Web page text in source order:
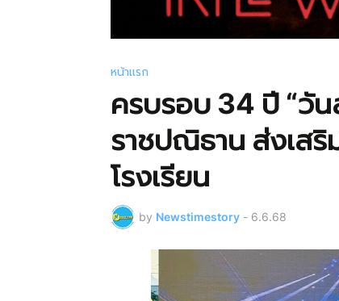
หน้าแรก
ครบรอบ 34 ปี “วั
ราชปณิธาน ส่งเสริ
โรงเรียน
by Newstimestory - 6.6.68